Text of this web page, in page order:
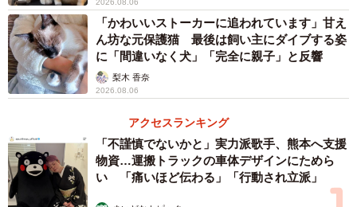
ーーピンポンの主、予想外でした。
「朝のお散歩に出かけてすぐのタイミングだったので、帰
宅した理由を聞くと、散歩の途中でももに水分補給をさせ
るためのお水を忘れた…とのことでした。インターフォン
の通話ボタンを押すとモニターに真顔のももが無言で映っ
ていて、思わず笑ってしまいました」
2026.08.06
「かわいいストーカーに追われています」甘え
ん坊な元保護猫 最後は飼い主にダイブする姿
に「間違いなく犬」「完全に親子」と反響
梨木 香奈
2026.08.06
アクセスランキング
「不謹慎でないかと」実力派歌手、熊本へ支援
物資…運搬トラックの車体デザインにためら
い 「痛いほど伝わる」「行動され立派」